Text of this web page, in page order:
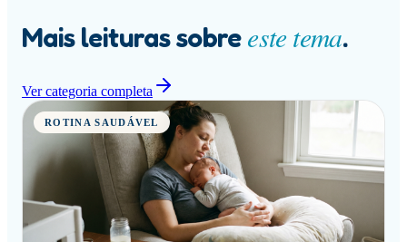
Mais leituras sobreeste tema.
Ver categoria completa
ROTINA SAUDÁVEL